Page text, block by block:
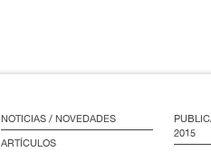
NOTICIAS / NOVEDADES
ARTÍCULOS
2015